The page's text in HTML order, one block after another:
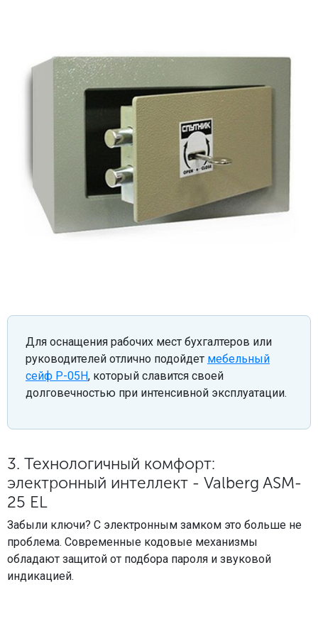
Для оснащения рабочих мест бухгалтеров или
руководителей отлично подойдет мебельный
сейф Р-05Н, который славится своей
долговечностью при интенсивной эксплуатации.
3. Технологичный комфорт:
электронный интеллект - Valberg ASM-
25 EL
Забыли ключи? С электронным замком это больше не
проблема. Современные кодовые механизмы
обладают защитой от подбора пароля и звуковой
индикацией.